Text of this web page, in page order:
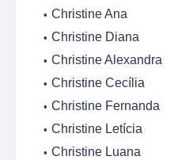
Christine Ana
Christine Diana
Christine Alexandra
Christine Cecília
Christine Fernanda
Christine Letícia
Christine Luana